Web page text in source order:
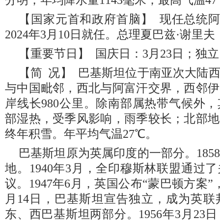
【国家元首和政府首脑】 现任总统
2024年3月10日就任。总理夏巴兹·谢里
【重要节日】 国庆日：3月23日；独
【简 况】 巴基斯坦位于南亚次大陆
与中国毗邻，西北与阿富汗交界，西邻
岸线长980公里。除南部属热带气候外
部湿热，受季风影响，雨季较长；北部
终年积雪。年平均气温27℃。
巴基斯坦原为英属印度的一部分。
地。1940年3月，全印穆斯林联盟通过
议。1947年6月，英国公布“蒙巴顿方案
月14日，巴基斯坦宣告独立，成为英
东、西巴基斯坦两部分。1956年3月23